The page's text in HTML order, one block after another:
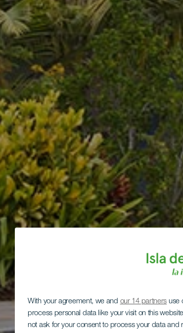
With your agreement, we and our 14 partners use
process personal data like your visit on this
not ask for your consent to process your data and